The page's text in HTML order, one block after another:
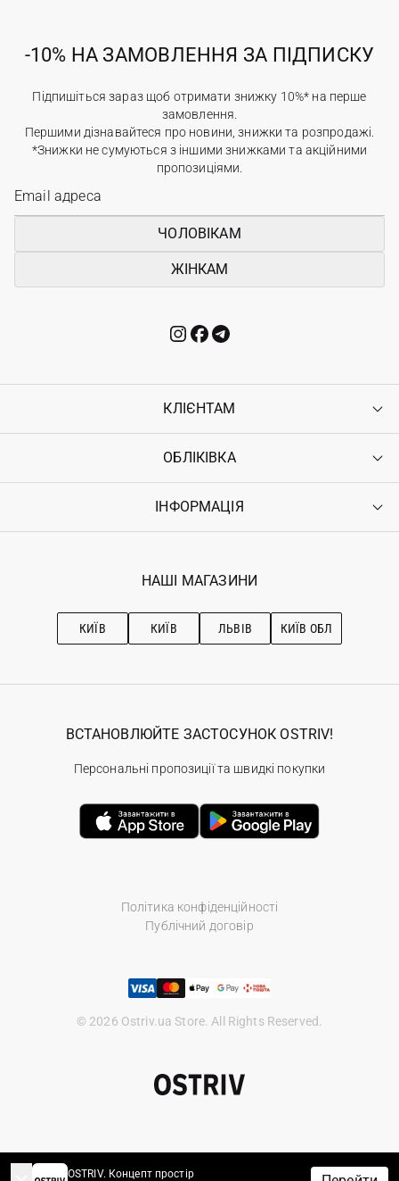
-10% НА ЗАМОВЛЕННЯ ЗА ПІДПИСКУ
Підпишіться зараз щоб отримати знижку 10%* на перше
замовлення.
Першими дізнавайтеся про новини, знижки та розпродажі.
*Знижки не сумуються з іншими знижками та акційними
пропозиціями.
ЧОЛОВІКАМ
ЖІНКАМ
КЛІЄНТАМ
Контакти
Повернення
Гарантія
ОБЛІКІВКА
Увійти
Ostriv Club+
ІНФОРМАЦІЯ
Наші магазини
Рекомендації з догляду
НАШІ МАГАЗИНИ
КИЇВ КИЇВ ЛЬВІВ КИЇВ ОБЛ
Політика конфіденційності
Публічний договір
© 2026 Ostriv.ua Store. All Rights Reserved.
ВСТАНОВЛЮЙТЕ ЗАСТОСУНОК OSTRIV!
Персональні пропозиції та швидкі покупки
OSTRIV. Концепт простір